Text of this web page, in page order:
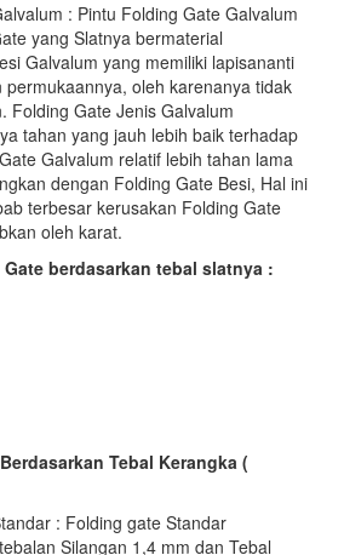
: Pintu Folding Gate Galvalum
yang Slatnya bermaterial
Galvalum yang memiliki lapisananti
permukaannya, oleh karenanya tidak
Folding Gate Jenis Galvalum
tahan yang jauh lebih baik terhadap
Galvalum relatif lebih tahan lama
dengan Folding Gate Besi, Hal ini
terbesar kerusakan Folding Gate
oleh karat.
berdasarkan tebal slatnya :
Tebal Kerangka (
: Folding gate Standar
Silangan 1,4 mm dan Tebal